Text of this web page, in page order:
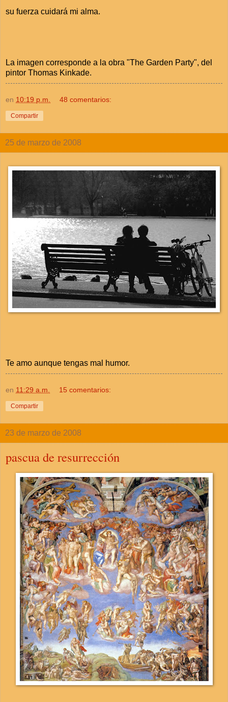
su fuerza cuidará mi alma.
La imagen corresponde a la obra "The Garden Party", del
pintor Thomas Kinkade.
en 10:19 p.m. 48 comentarios:
Compartir
25 de marzo de 2008
Te amo aunque tengas mal humor.
en 11:29 a.m. 15 comentarios:
Compartir
23 de marzo de 2008
pascua de resurrección